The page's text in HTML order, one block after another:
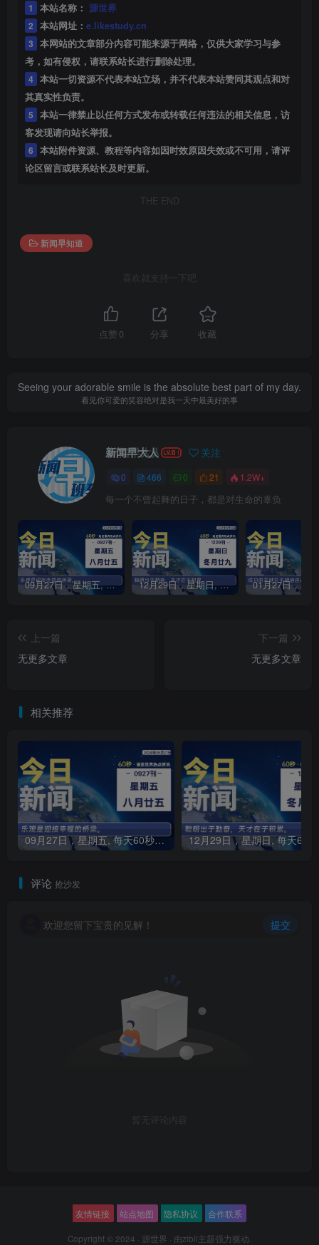
1 本站名称： 源世界
2 本站网址： e.likestudy.cn
3 本网站的文章部分内容可能来源于网络，仅供大家学习与参
考，如有侵权，请联系站长进行删除处理。
4 本站一切资源不代表本站立场，并不代表本站赞同其观点和对
其真实性负责。
5 本站一律禁止以任何方式发布或转载任何违法的相关信息，访
客发现请向站长举报。
6 本站附件资源、教程等内容如因时效原因失效或不可用，请评
论区留言或联系站长及时更新。
THE END
新闻早知道
喜欢就支持一下吧
点赞 0 分享 收藏
Seeing your adorable smile is the absolute best part of my day.
看见你可爱的笑容绝对是我一天中最美好的事
新闻早大人 关注
0 466 0 21 1.2W+
每一个不曾起舞的日子，都是对生命的辜负
09月27日，星期五, 每天60秒读懂全世界！ 12月29日，星期日, 每天60秒读懂全世界！
上一篇
无更多文章
下一篇
无更多文章
相关推荐
09月27日，星期五, 每天60秒读懂全世界！
评论 抢沙发
欢迎您留下宝贵的见解！ 提交
暂无评论内容
友情链接 站点地图 隐私协议 合作联系
Copyright © 2024 · 源世界 · 由zibll主题强力驱动.